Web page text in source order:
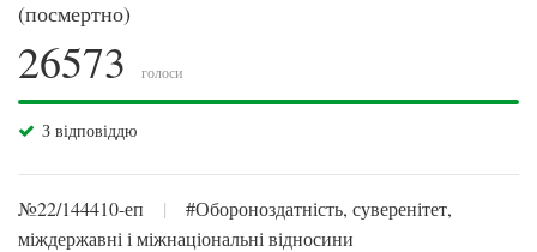
(посмертно)
26573 голоси
З відповіддю
№22/144410-еп |
#Обороноздатність, суверенітет,
міждержавні і міжнаціональні відносини